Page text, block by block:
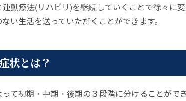
動療法(リハビリ)を継続していくことで徐々に
い生活を送っていただくことができます。
状とは？
て初期・中期・後期の３段階に分けることができ